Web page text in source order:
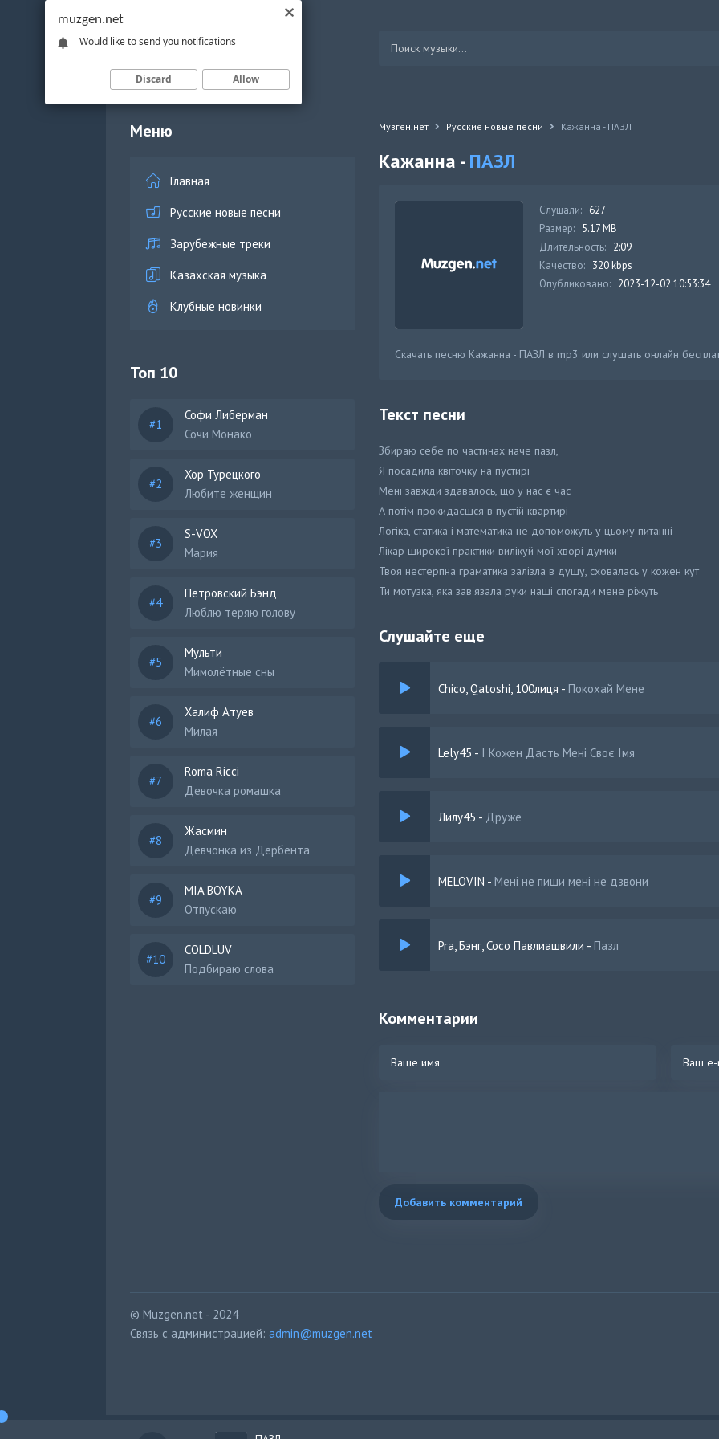
Меню
Главная
Русские новые песни
Зарубежные треки
Казахская музыка
Клубные новинки
Топ 10
Софи Либерман
Сочи Монако
Хор Турецкого
Любите женщин
S-VOX
Мария
Петровский Бэнд
Люблю теряю голову
Мульти
Мимолётные сны
Халиф Атуев
Милая
Roma Ricci
Девочка ромашка
Жасмин
Девчонка из Дербента
MIA BOYKA
Отпускаю
COLDLUV
Подбираю слова
Музген.нет Русские новые песни Кажанна - ПАЗЛ
Кажанна -ПАЗЛ
Слушали: 627
Размер: 5.17 MB
Длительность: 2:09
Качество: 320 kbps
Опубликовано: 2023-12-02 10:53:34
Скачать песню Кажанна - ПАЗЛ в mp3 или слушать онлайн
Текст песни
Збираю себе по частинах наче пазл,
Я посадила квіточку на пустирі
Мені завжди здавалось, що у нас є час
А потім прокидаєшся в пустій квартирі
Логіка, статика і математика не допоможуть у цьому питанні
Лікар широкої практики вилікуй мої хворі думки
Твоя нестерпна граматика залізла в душу, сховалась у кожен кут
Ти мотузка, яка зав'язала руки наші спогади мене ріжуть
Слушайте еще
Chico, Qatoshi, 100лиця - Покохай Мене
Lely45 - І Кожен Дасть Мені Своє Імя
Лилу45 - Друже
MELOVIN - Мені не пиши мені не дзвони
Pra, Бэнг, Сосо Павлиашвили - Пазл
Комментарии
Добавить комментарий
© Muzgen.net - 2024
Связь с администрацией: admin@muzgen.net
muzgen.net
Would like to send you notifications
Discard Allow